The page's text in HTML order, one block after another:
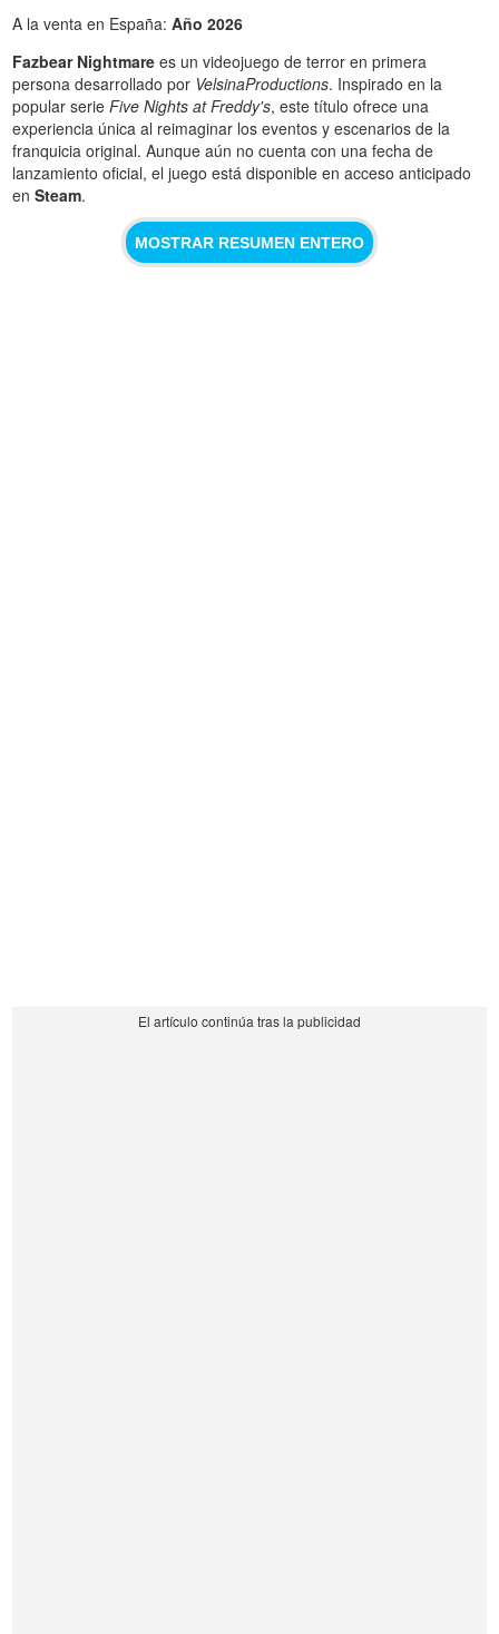
A la venta en España:Año 2026
Fazbear Nightmare es un videojuego de terror en primera
persona desarrollado por VelsinaProductions. Inspirado en la
popular serieFive Nights at Freddy's, este título ofrece una
experiencia única al reimaginar los eventos y escenarios de la
franquicia original. Aunque aún no cuenta con una fecha de
lanzamiento oficial, el juego está disponible en acceso anticipado
enSteam.
MOSTRAR RESUMEN ENTERO